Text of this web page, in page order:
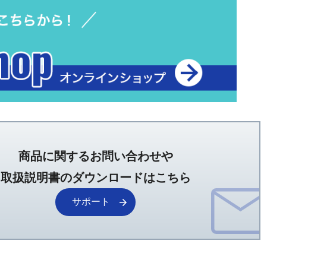
商品に関するお問い合わせや
取扱説明書のダウンロードはこちら
サポート